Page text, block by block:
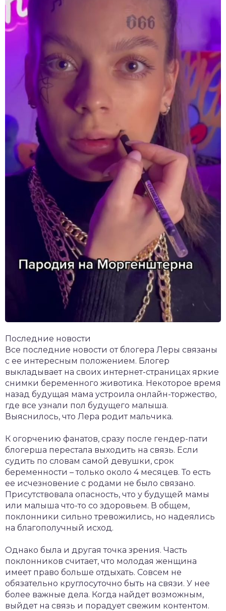
Последние новости
Все последние новости от блогера Леры связаны
с ее интересным положением. Блогер
выкладывает на своих интернет-страницах яркие
снимки беременного животика. Некоторое время
назад будущая мама устроила онлайн-торжество,
где все узнали пол будущего малыша.
Выяснилось, что Лера родит мальчика.
К огорчению фанатов, сразу после гендер-пати
блогерша перестала выходить на связь. Если
судить по словам самой девушки, срок
беременности – только около 4 месяцев. То есть
ее исчезновение с родами не было связано.
Присутствовала опасность, что у будущей мамы
или малыша что-то со здоровьем. В общем,
поклонники сильно тревожились, но надеялись
на благополучный исход.
Однако была и другая точка зрения. Часть
поклонников считает, что молодая женщина
имеет право больше отдыхать. Совсем не
обязательно круглосуточно быть на связи. У нее
более важные дела. Когда найдет возможным,
выйдет на связь и порадует свежим контентом.